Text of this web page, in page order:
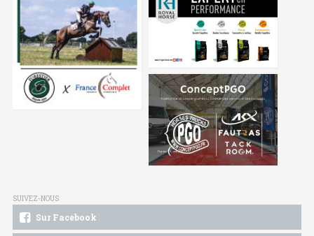
SUIVEZ-NOUS
Sur Facebook